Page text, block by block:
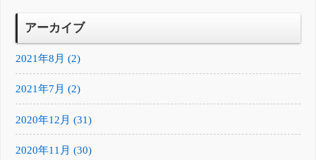
アーカイブ
2021年8月 (2)
2021年7月 (2)
2020年12月 (31)
2020年11月 (30)